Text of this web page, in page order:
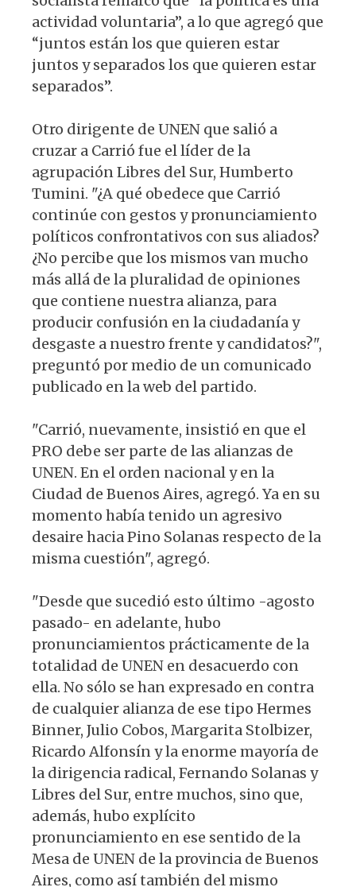
actividad voluntaria”, a lo que agregó que
“juntos están los que quieren estar
juntos y separados los que quieren estar
separados”.
Otro dirigente de UNEN que salió a
cruzar a Carrió fue el líder de la
agrupación Libres del Sur, Humberto
Tumini. "¿A qué obedece que Carrió
continúe con gestos y pronunciamiento
políticos confrontativos con sus aliados?
¿No percibe que los mismos van mucho
más allá de la pluralidad de opiniones
que contiene nuestra alianza, para
producir confusión en la ciudadanía y
desgaste a nuestro frente y candidatos?",
preguntó por medio de un comunicado
publicado en la web del partido.
"Carrió, nuevamente, insistió en que el
PRO debe ser parte de las alianzas de
UNEN. En el orden nacional y en la
Ciudad de Buenos Aires, agregó. Ya en su
momento había tenido un agresivo
desaire hacia Pino Solanas respecto de la
misma cuestión", agregó.
"Desde que sucedió esto último -agosto
pasado- en adelante, hubo
pronunciamientos prácticamente de la
totalidad de UNEN en desacuerdo con
ella. No sólo se han expresado en contra
de cualquier alianza de ese tipo Hermes
Binner, Julio Cobos, Margarita Stolbizer,
Ricardo Alfonsín y la enorme mayoría de
la dirigencia radical, Fernando Solanas y
Libres del Sur, entre muchos, sino que,
además, hubo explícito
pronunciamiento en ese sentido de la
Mesa de UNEN de la provincia de Buenos
Aires, como así también del mismo